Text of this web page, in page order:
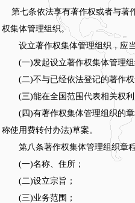
第七条依法享有著作权或者与著
权集体管理组织。
设立著作权集体管理组织，应当
(一)发起设立著作权集体管理组
(二)不与已经依法登记的著作权
(三)能在全国范围代表相关权利
(四)有著作权集体管理组织的章
称使用费转付办法)草案。
第八条著作权集体管理组织章程
(一)名称、住所；
(二)设立宗旨；
(三)业务范围；